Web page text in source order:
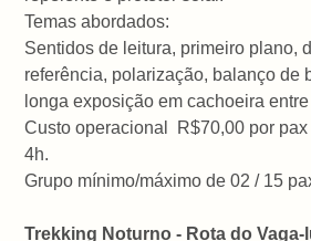
Temas abordados:
Sentidos de leitura, primeiro plano,
referência, polarização, balanço de
longa exposição em cachoeira
Custo operacional R$70,00 por
4h.
Grupo mínimo/máximo de 02 / 15
Trekking Noturno - Rota do Vaga-